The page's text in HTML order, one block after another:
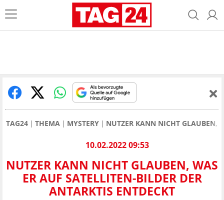
TAG24 THEMA MYSTERY NUTZER KANN NICHT GLAUBEN,
10.02.2022 09:53
NUTZER KANN NICHT GLAUBEN, WAS
ER AUF SATELLITEN-BILDER DER
ANTARKTIS ENTDECKT